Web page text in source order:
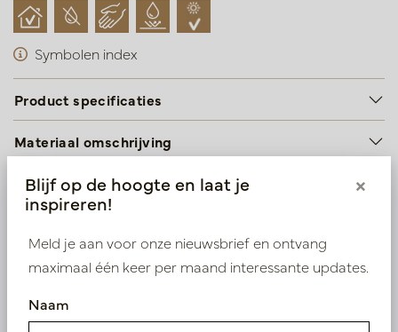
Symbolen index
Product specificaties
Materiaal omschrijving
Wij leveren enkel B2B
Log in als zakelijke klant om direct toegang te
krijgen tot onze exclusieve prijzen.
Bestaande klant? Log hier in
Blijf op de hoogte en laat je
inspireren!
×
Meld je aan voor onze nieuwsbrief en ontvang
maximaal één keer per maand interessante updates.
Naam